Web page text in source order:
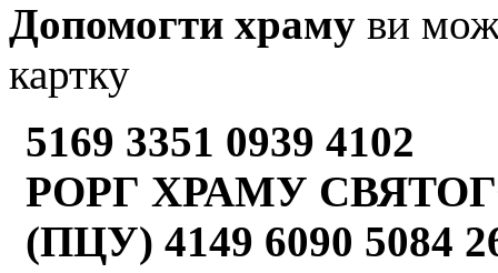
Допомогти храму ви
картку
5169 3351 0939 4102
РОРГ ХРАМУ
(ПЦУ) 4149 6090 5084